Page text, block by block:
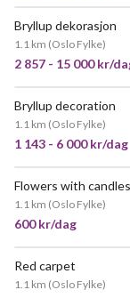
Bryllup dekorasjon
1.1 km (Oslo Fylke)
2 857 - 15 000 kr/
Bryllup decoration
1.1 km (Oslo Fylke)
1 143 - 6 000 kr/dag
Flowers with
1.1 km (Oslo Fylke)
600 kr/dag
Red carpet
1.1 km (Oslo Fylke)